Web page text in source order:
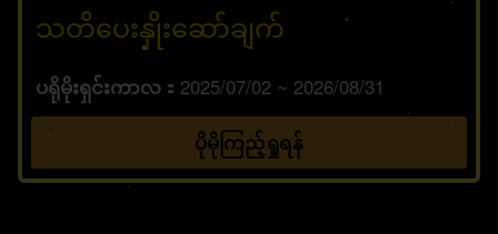
သတိပေးနှိုးဆော်ချက်
ပရိုမိုးရှင်းကာလ 2025/07/02 ~ 2026/08/31
ပိုမိုကြည့်ရှုရန်